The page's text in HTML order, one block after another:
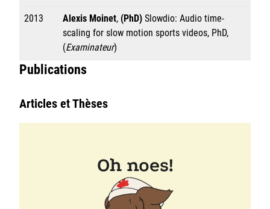
2013 Alexis Moinet, (PhD) Slowdio: Audio time-
scaling for slow motion sports videos, PhD,
(Examinateur)
Publications
Articles et Thèses